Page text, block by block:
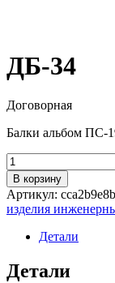
ДБ-34
Договорная
Балки альбом ПС-
Количество
товара
ДБ-34
В корзину
Артикул:
изделия
Детали
Детали